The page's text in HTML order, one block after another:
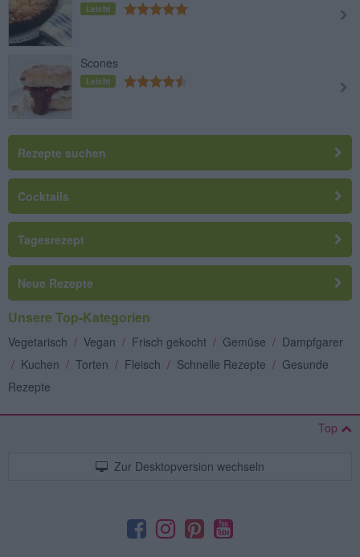
Leicht
Scones
Leicht
Rezepte suchen
Cocktails
Tagesrezept
Neue Rezepte
Unsere Top-Kategorien
Vegetarisch / Vegan / Frisch gekocht / Gemüse / Dampfgarer
/ Kuchen / Torten / Fleisch / Schnelle Rezepte / Gesunde
Rezepte
Top
Zur Desktopversion wechseln